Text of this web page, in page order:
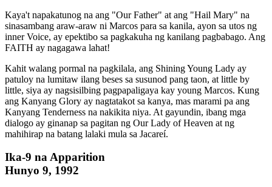
Kaya't napakatunog na ang "Our Father" at ang "Hail Mary" na
sinasambang araw-araw ni Marcos para sa kanila, ayon sa utos ng
inner Voice, ay epektibo sa pagkakuha ng kanilang pagbabago. Ang
FAITH ay nagagawa lahat!
Kahit walang pormal na pagkilala, ang Shining Young Lady ay
patuloy na lumitaw ilang beses sa susunod pang taon, at little by
little, siya ay nagsisilbing pagpapaligaya kay young Marcos. Kung
ang Kanyang Glory ay nagtatakot sa kanya, mas marami pa ang
Kanyang Tenderness na nakikita niya. At gayundin, ibang mga
dialogo ay ginanap sa pagitan ng Our Lady of Heaven at ng
mahihirap na batang lalaki mula sa Jacareí.
Ika-9 na Apparition
Hunyo 9, 1992